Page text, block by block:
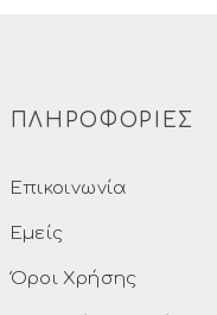
ΠΛΗΡΟΦΟΡΙΕΣ
Επικοινωνία
Εμείς
Όροι Χρήσης